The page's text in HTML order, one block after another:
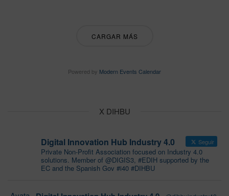
CARGAR MÁS
Powered by Modern Events Calendar
X DIHBU
Digital Innovation Hub Industry 4.0 Seguir
Private Non-Profit Association focused on Industry 4.0
solutions. Member of @DIGIS3, #EDIH supported by the
EC and the Spanish Gov #i40 #DIHBU